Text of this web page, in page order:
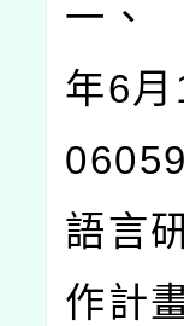
一、
年6
語言
作計